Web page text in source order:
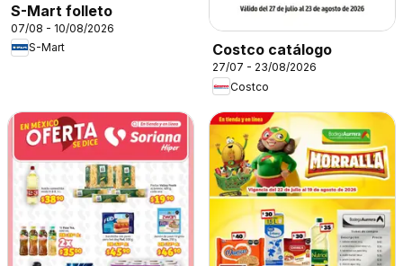
S-Mart folleto
07/08 - 10/08/2026
S-Mart
Costco catálogo
27/07 - 23/08/2026
Costco